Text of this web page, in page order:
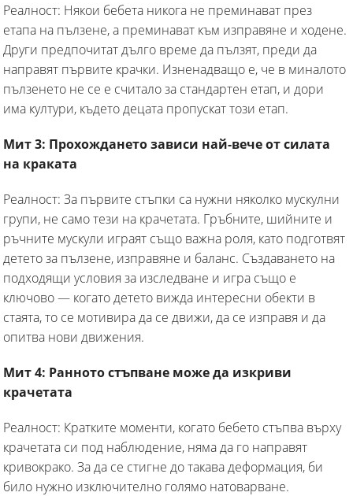
Реалност: Някои бебета никога не преминават през
етапа на пълзене, а преминават към изправяне и ходене.
Други предпочитат дълго време да пълзят, преди да
направят първите крачки. Изненадващо е, че в миналото
пълзенето не се е считало за стандартен етап, и дори
има култури, където децата пропускат този етап.
Мит 3: Прохождането зависи най-вече от силата
на краката
Реалност: За първите стъпки са нужни няколко мускулни
групи, не само тези на крачетата. Гръбните, шийните и
ръчните мускули играят също важна роля, като подготвят
детето за пълзене, изправяне и баланс. Създаването на
подходящи условия за изследване и игра също е
ключово — когато детето вижда интересни обекти в
стаята, то се мотивира да се движи, да се изправя и да
опитва нови движения.
Мит 4: Ранното стъпване може да изкриви
крачетата
Реалност: Кратките моменти, когато бебето стъпва върху
крачетата си под наблюдение, няма да го направят
кривокрако. За да се стигне до такава деформация, би
било нужно изключително голямо натоварване.